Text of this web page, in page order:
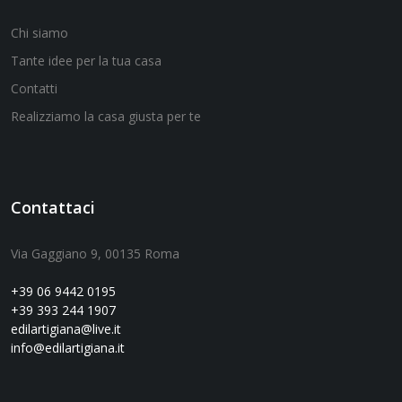
Chi siamo
Tante idee per la tua casa
Contatti
Realizziamo la casa giusta per te
Contattaci
Via Gaggiano 9, 00135 Roma
+39 06 9442 0195
+39 393 244 1907
edilartigiana@live.it
info@edilartigiana.it